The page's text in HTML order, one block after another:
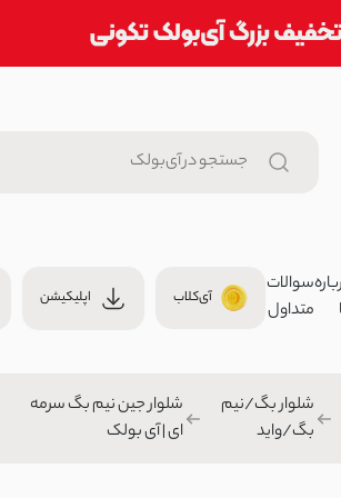
گیره مو پاپیون زنانه | آی بولک
سوالات
متداول
آی‌کلاب اپلیکیشن
شلوار بگ/نیم
بگ/واید
شلوار جین نیم بگ سرمه
ای | آی بولک